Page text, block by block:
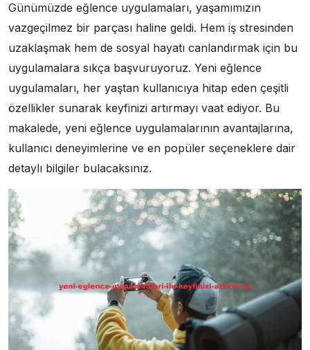
Günümüzde eğlence uygulamaları, yaşamımızın
vazgeçilmez bir parçası haline geldi. Hem iş stresinden
uzaklaşmak hem de sosyal hayatı canlandırmak için bu
uygulamalara sıkça başvuruyoruz. Yeni eğlence
uygulamaları, her yaştan kullanıcıya hitap eden çeşitli
özellikler sunarak keyfinizi artırmayı vaat ediyor. Bu
makalede, yeni eğlence uygulamalarının avantajlarına,
kullanıcı deneyimlerine ve en popüler seçeneklere dair
detaylı bilgiler bulacaksınız.